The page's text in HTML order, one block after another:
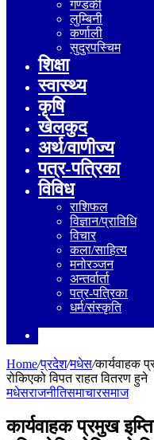
गण्डकी
लुम्बिनी
कर्णाली
सुदुरपस्चिम
शिक्षा
स्वास्थ्य
कृषि
खेलकुद
अर्थ/वाणीज्य
पत्र-पत्रिका
विविध
राशिफल
विज्ञान/प्राविधि
विचार
कला/साहित्य
मनोरञ्जन
अन्तर्वार्ता
पत्र-पत्रिका
धर्म/संस्कृति
Home/प्रदेश/मधेस/कार्यवाहक
रोकिएको विपत राहत वितरण हुने
मधेसराजनीतिसमाचारसमाज
कार्यवाहक प्रमुख